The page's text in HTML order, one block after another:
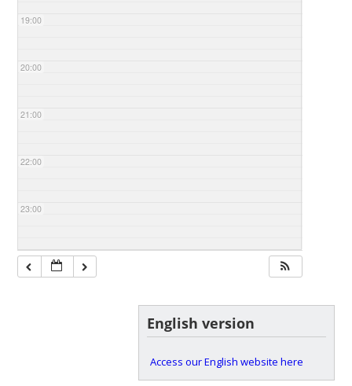
19:00
20:00
21:00
22:00
23:00
English version
Access our English website here